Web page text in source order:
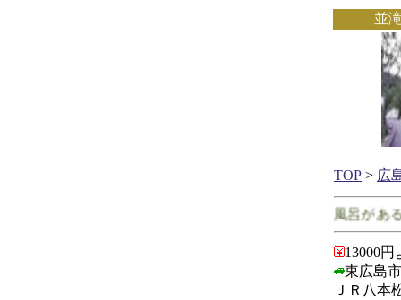
並
TOP > 広
広島県で客室に露天風呂がある
13000円
東広島
ＪＲ八